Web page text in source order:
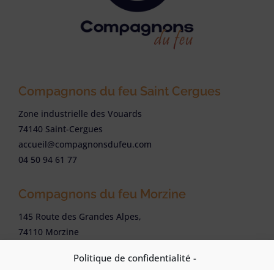
Politique de confidentialité -
Compagnons du feu Saint Cergues
Zone industrielle des Vouards
74140 Saint-Cergues
accueil@compagnonsdufeu.com
04 50 94 61 77
Compagnons du feu Morzine
145 Route des Grandes Alpes,
74110 Morzine
04 50 37 72 72